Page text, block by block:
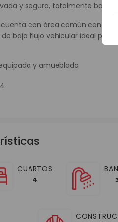
y segura, totalmente
cuenta con área común con
bajo flujo vehicular ideal para
y amueblada
CUARTOS
4